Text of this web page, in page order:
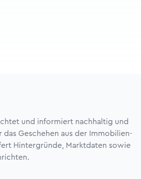
und informiert nachhaltig und
das Geschehen aus der Immobilien-
Hintergründe, Marktdaten sowie